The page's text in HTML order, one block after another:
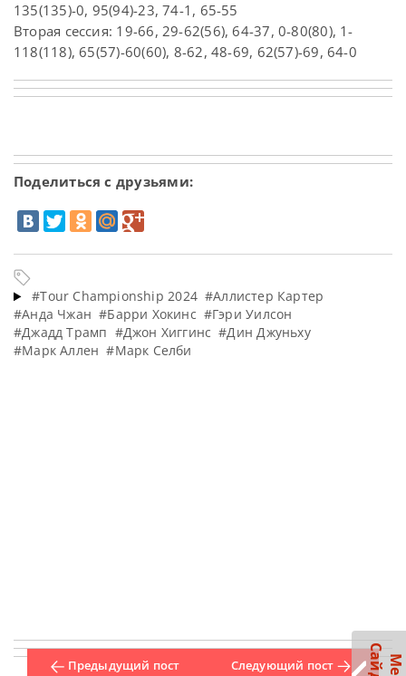
135(135)-0, 95(94)-23, 74-1, 65-55
Вторая сессия: 19-66, 29-62(56), 64-37, 0-80(80), 1-
118(118), 65(57)-60(60), 8-62, 48-69, 62(57)-69, 64-0
Поделиться с друзьями:
#Tour Championship 2024 #Аллистер Картер
#Анда Чжан #Барри Хокинс #Гэри Уилсон
#Джадд Трамп #Джон Хиггинс #Дин Джуньху
#Марк Аллен #Марк Селби
Предыдущий пост Следующий пост